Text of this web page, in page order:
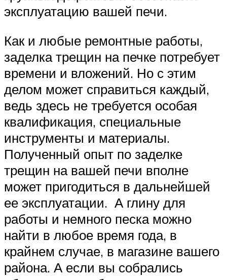
эксплуатацию вашей печи.
Как и любые ремонтные работы,
заделка трещин на печке потребует
времени и вложений. Но с этим
делом может справиться каждый,
ведь здесь не требуется особая
квалификация, специальные
инструменты и материалы.
Полученный опыт по заделке
трещин на вашей печи вполне
может пригодиться в дальнейшей
ее эксплуатации. А глину для
работы и немного песка можно
найти в любое время года, в
крайнем случае, в магазине вашего
района. А если вы собрались